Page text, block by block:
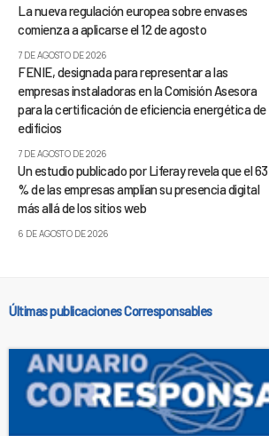
La nueva regulación europea sobre envases
comienza a aplicarse el 12 de agosto
7 DE AGOSTO DE 2026
FENIE, designada para representar a las
empresas instaladoras en la Comisión Asesora
para la certificación de eficiencia energética de
edificios
7 DE AGOSTO DE 2026
Un estudio publicado por Liferay revela que el 63
% de las empresas amplían su presencia digital
más allá de los sitios web
6 DE AGOSTO DE 2026
Últimas publicaciones Corresponsables